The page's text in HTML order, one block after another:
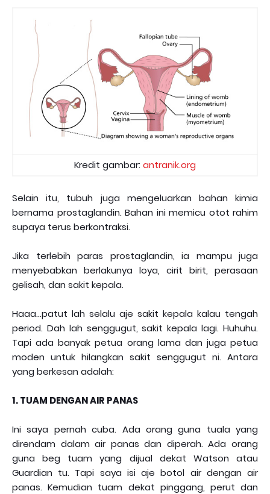
Kredit gambar: antranik.org
Selain itu, tubuh juga mengeluarkan bahan kimia
bernama prostaglandin. Bahan ini memicu otot rahim
supaya terus berkontraksi.
Jika terlebih paras prostaglandin, ia mampu juga
menyebabkan berlakunya loya, cirit birit, perasaan
gelisah, dan sakit kepala.
Haaa...patut lah selalu aje sakit kepala kalau tengah
period. Dah lah senggugut, sakit kepala lagi. Huhuhu.
Tapi ada banyak petua orang lama dan juga petua
moden untuk hilangkan sakit senggugut ni. Antara
yang berkesan adalah:
1. TUAM DENGAN AIR PANAS
Ini saya pernah cuba. Ada orang guna tuala yang
direndam dalam air panas dan diperah. Ada orang
guna beg tuam yang dijual dekat Watson atau
Guardian tu. Tapi saya isi aje botol air dengan air
panas. Kemudian tuam dekat pinggang, perut dan